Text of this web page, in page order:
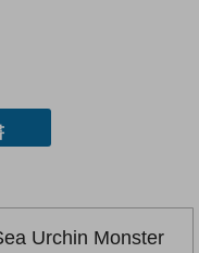
Urchin Monster